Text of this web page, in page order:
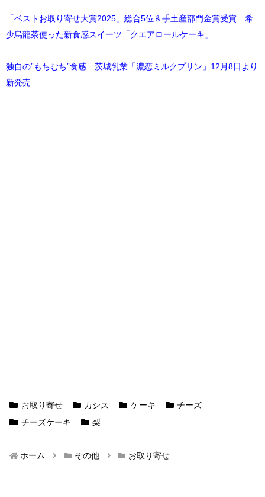
「ベストお取り寄せ大賞2025」総合5位＆手土産部門金賞受賞 希
少烏龍茶使った新食感スイーツ「クエアロールケーキ」
独自の”もちむち”食感 茨城乳業「濃恋ミルクプリン」12月8日より
新発売
お取り寄せ カシス ケーキ
チーズ
チーズケーキ
梨
ホーム その他 お取り寄せ